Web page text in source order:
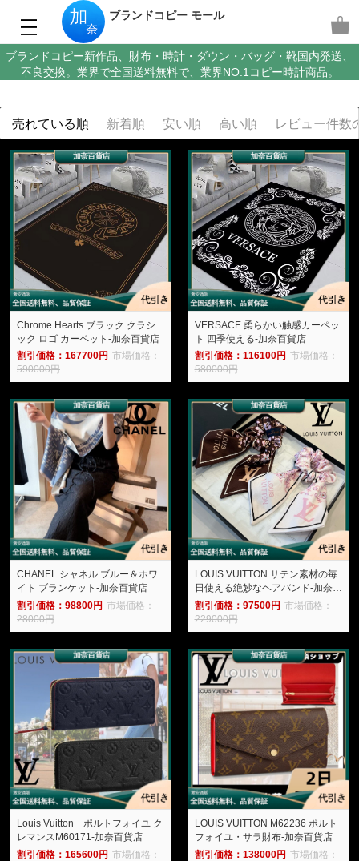
ブランドコピー モール
ブランドコピー新作品、財布・時計・ダウン・バッグ・靴国内発送、
不良交換。業界で全国送料無料で、業界NO.1コピー時計商品。
売れている順 新着順 安い順 高い順 レビュー件数
Chrome Hearts ブラック クラシ
ック ロゴ カーペット-加奈百貨店
割引価格：167700円 市場価格：
590000円
VERSACE 柔らかい触感カーペッ
ト 四季使える-加奈百貨店
割引価格：116100円 市場価格：
580000円
CHANEL シャネル ブルー＆ホワ
イト ブランケット-加奈百貨店
割引価格：98800円 市場価格：
28000円
LOUIS VUITTON サテン素材の毎
日使える絶妙なヘアバンド-加奈百
貨店
割引価格：97500円 市場価格：
229000円
Louis Vuitton ポルトフォイユ ク
レマンスM60171-加奈百貨店
割引価格：165600円 市場価格：
LOUIS VUITTON M62236 ポルト
フォイユ・サラ財布-加奈百貨店
割引価格：138000円 市場価格：